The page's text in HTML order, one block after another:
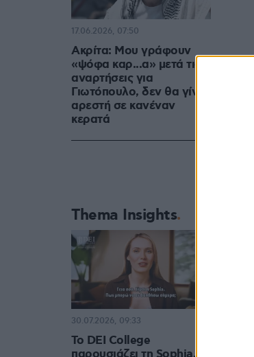
Ακρίτα: Μου γράφουν
«ψόφα καρ...α» μετά τις
αναρτήσεις για
Γιωτόπουλο, δεν θα γίνω
αρεστή σε κανέναν
κερατά
17.06.2026, 07:50
Thema Insights
Το DEI College
30.07.2026, 09:33